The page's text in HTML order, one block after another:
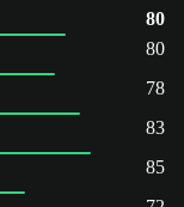
80
80
78
83
85